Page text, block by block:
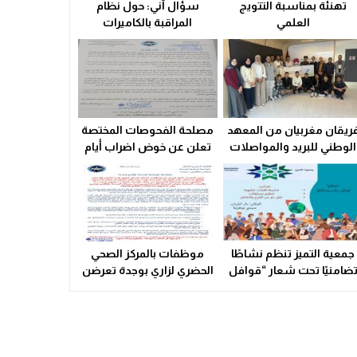
ولاية أمن وجدة تُقرب خدمات بطاقة التعريف الوطنية من سكان
23:31 سوء التدبير و التسيير في القطاع الصحي المحلي يشعل التوتر
تهنئة بمناسبة التتويج
العلمي
سؤال آني: حول نظام
المراقبة بالكاميرات
مغربيان من المعهد
الوطني للبريد والمواصلات
يتأهلان إلى شينزن
للمشاركة في المرحلة
العالمية من
مسابقة Huawei ICT
Competition 2025-2026
مصلحة الفحوصات المختصة
تعلن عن خوض اضراب أيام
25 و 26 فبراير الحالي
جمعية التميز تنظم نشاطًا
تضامنيًا تحت شعار “قوافل
موظفات بالمركز الصحي
الحضري لزاري بوجدة تعرضن